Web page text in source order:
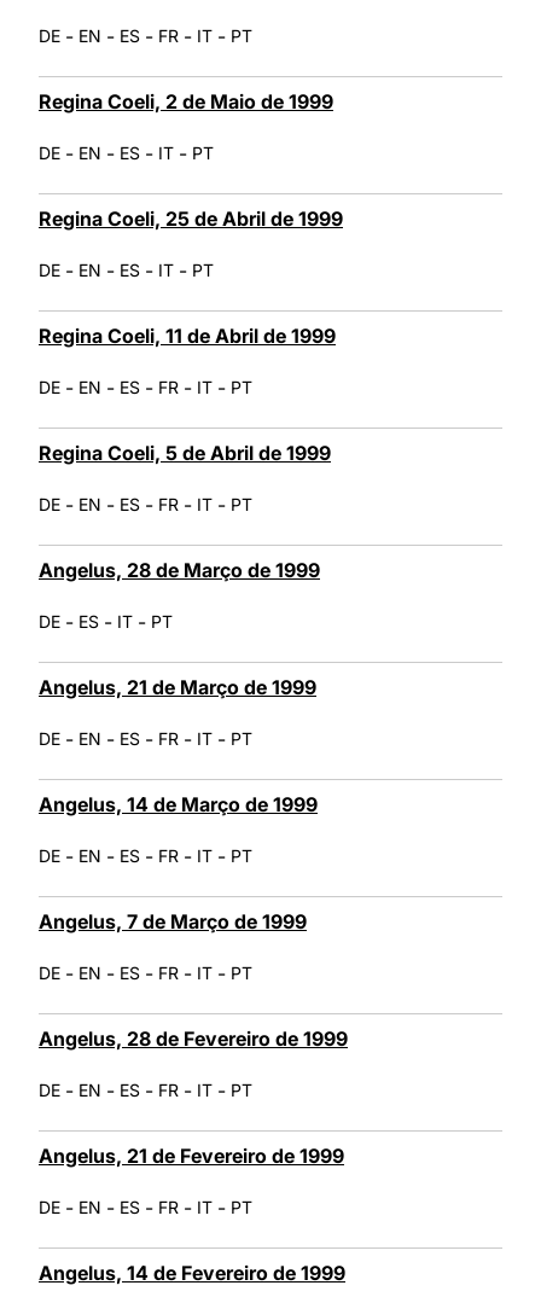
DE - EN - ES - FR - IT - PT
Regina Coeli, 2 de Maio de 1999
DE - EN - ES - IT - PT
Regina Coeli, 25 de Abril de 1999
DE - EN - ES - IT - PT
Regina Coeli, 11 de Abril de 1999
DE - EN - ES - FR - IT - PT
Regina Coeli, 5 de Abril de 1999
DE - EN - ES - FR - IT - PT
Angelus, 28 de Março de 1999
DE - ES - IT - PT
Angelus, 21 de Março de 1999
DE - EN - ES - FR - IT - PT
Angelus, 14 de Março de 1999
DE - EN - ES - FR - IT - PT
Angelus, 7 de Março de 1999
DE - EN - ES - FR - IT - PT
Angelus, 28 de Fevereiro de 1999
DE - EN - ES - FR - IT - PT
Angelus, 21 de Fevereiro de 1999
DE - EN - ES - FR - IT - PT
Angelus, 14 de Fevereiro de 1999